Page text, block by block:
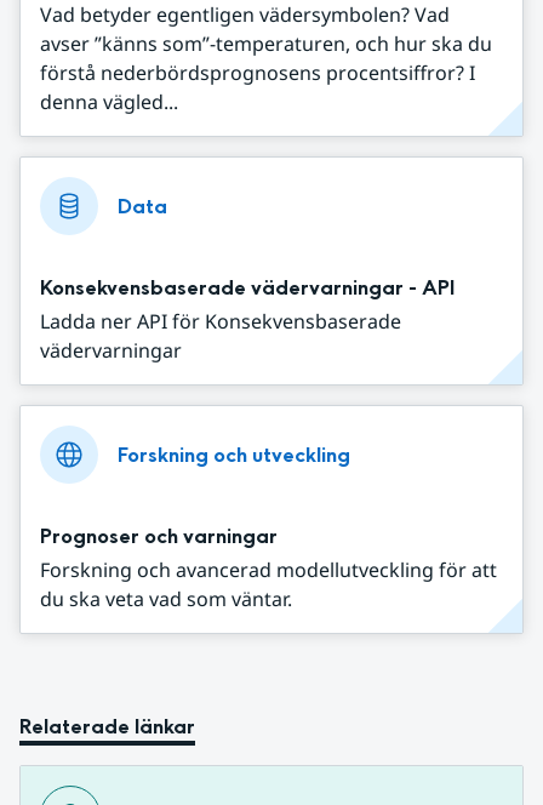
Vad betyder egentligen vädersymbolen? Vad
avser ”känns som”-temperaturen, och hur ska du
förstå nederbördsprognosens procentsiffror? I
denna vägled...
Data
Konsekvensbaserade vädervarningar - API
Ladda ner API för Konsekvensbaserade
vädervarningar
Forskning och utveckling
Prognoser och varningar
Forskning och avancerad modellutveckling för att
du ska veta vad som väntar.
Relaterade länkar